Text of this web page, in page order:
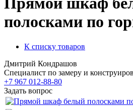
полосками по
К списку товаров
Дмитрий Кондрашов
Специалист по замеру и
+7 967 012-88-80
Задать вопрос